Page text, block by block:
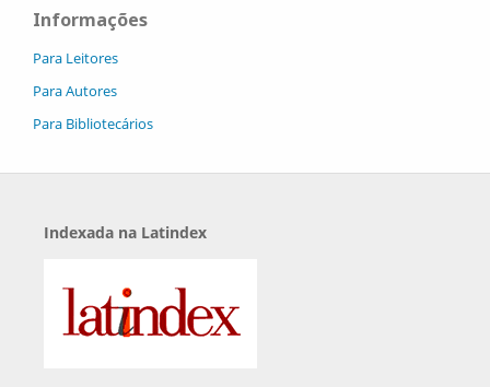
Informações
Para Leitores
Para Autores
Para Bibliotecários
Indexada na Latindex